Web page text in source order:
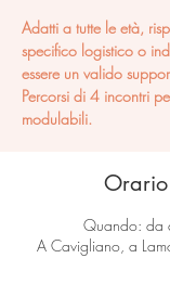
Adatti a tutte le età,
specifico logistico o
essere un valido
Percorsi di 4 incontri
modulabili.
Quando: da
A Cavigliano, a